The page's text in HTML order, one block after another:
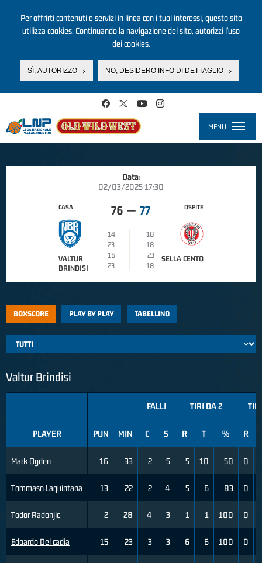
Per offrirti contenuti e servizi in linea con i tuoi interessi, questo sito
utilizza cookies. Continuando la navigazione del sito, autorizzi l’uso
dei cookies.
SÌ, AUTORIZZO NO, DESIDERO INFO DI DETTAGLIO
MENU
Data:
02/03/2025 17:30
CASA
VALTUR
BRINDISI
76 — 77
14
18
23
18
16
23
23
18
OSPITE
SELLA CENTO
BOXSCORE PLAY BY PLAY TABELLINO
Valtur Brindisi
PLAYER
Mark Ogden
Tommaso Laquintana
Todor Radonjic
Edoardo Del cadia
FALLI TIRI DA 2
PUN MIN C S R T % R
16 33 2 5 5 10 50 0
13 22 2 4 5 6 83 0
2 28 4 3 1 1 100 0
15 23 3 3 6 6 100 0